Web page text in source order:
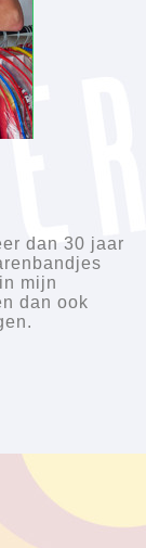
dan 30 jaar
mijn
dan ook